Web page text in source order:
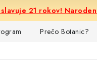
21 rokov!
Prečo Botanic?